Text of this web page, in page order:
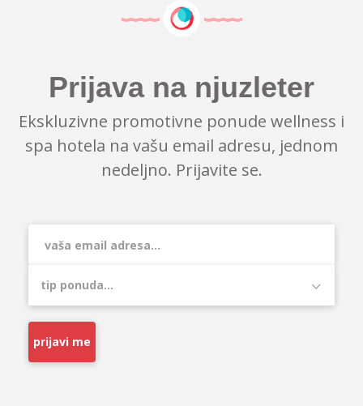
Prijava na njuzleter
Ekskluzivne promotivne ponude wellness i
spa hotela na vašu email adresu, jednom
nedeljno. Prijavite se.
prijavi me